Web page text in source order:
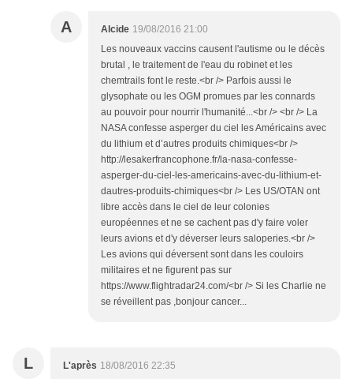
A Alcide 19/08/2016 21:00
Les nouveaux vaccins causent l'autisme ou le décès
brutal , le traitement de l'eau du robinet et les
chemtrails font le reste.<br /> Parfois aussi le
glysophate ou les OGM promues par les connards
au pouvoir pour nourrir l'humanité...<br /> <br /> La
NASA confesse asperger du ciel les Américains avec
du lithium et d’autres produits chimiques<br />
http://lesakerfrancophone.fr/la-nasa-confesse-
asperger-du-ciel-les-americains-avec-du-lithium-et-
dautres-produits-chimiques<br /> Les US/OTAN ont
libre accès dans le ciel de leur colonies
européennes et ne se cachent pas d'y faire voler
leurs avions et d'y déverser leurs saloperies.<br />
Les avions qui déversent sont dans les couloirs
militaires et ne figurent pas sur
https://www.flightradar24.com/<br /> Si les Charlie ne
se réveillent pas ,bonjour cancer...
L L'après 18/08/2016 22:35